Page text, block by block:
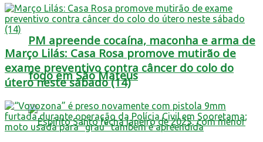
PM apreende cocaína, maconha e arma de
fogo em São Mateus
Março Lilás: Casa Rosa promove mutirão de
exame preventivo contra câncer do colo do
útero neste sábado (14)